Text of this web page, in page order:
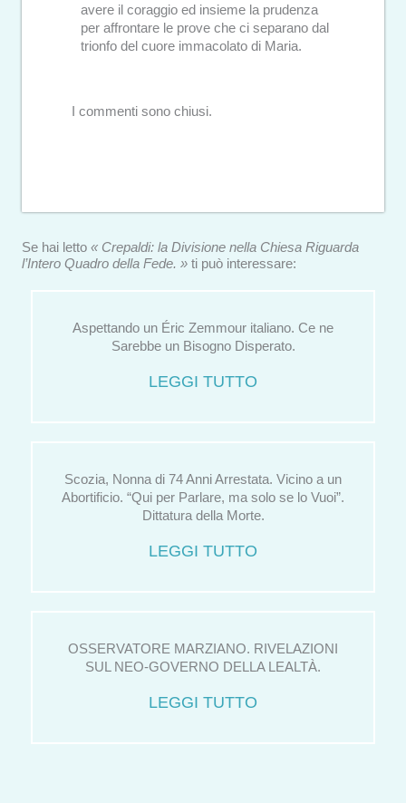
avere il coraggio ed insieme la prudenza
per affrontare le prove che ci separano dal
trionfo del cuore immacolato di Maria.
I commenti sono chiusi.
Se hai letto « Crepaldi: la Divisione nella Chiesa Riguarda
l’Intero Quadro della Fede. » ti può interessare:
Aspettando un Éric Zemmour italiano. Ce ne
Sarebbe un Bisogno Disperato.
LEGGI TUTTO
Scozia, Nonna di 74 Anni Arrestata. Vicino a un
Abortificio. “Qui per Parlare, ma solo se lo Vuoi”.
Dittatura della Morte.
LEGGI TUTTO
OSSERVATORE MARZIANO. RIVELAZIONI
SUL NEO-GOVERNO DELLA LEALTÀ.
LEGGI TUTTO